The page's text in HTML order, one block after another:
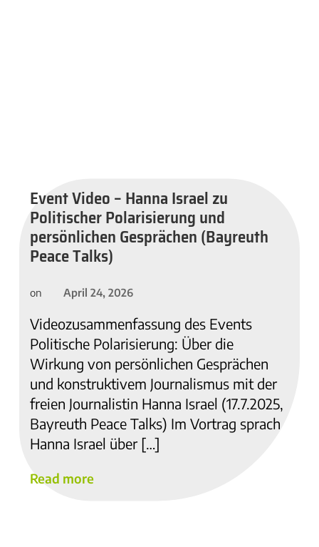
Event Video – Hanna Israel zu
Politischer Polarisierung und
persönlichen Gesprächen (Bayreuth
Peace Talks)
on April 24, 2026
Videozusammenfassung des Events
Politische Polarisierung: Über die
Wirkung von persönlichen Gesprächen
und konstruktivem Journalismus mit der
freien Journalistin Hanna Israel (17.7.2025,
Bayreuth Peace Talks) Im Vortrag sprach
Hanna Israel über […]
Read more